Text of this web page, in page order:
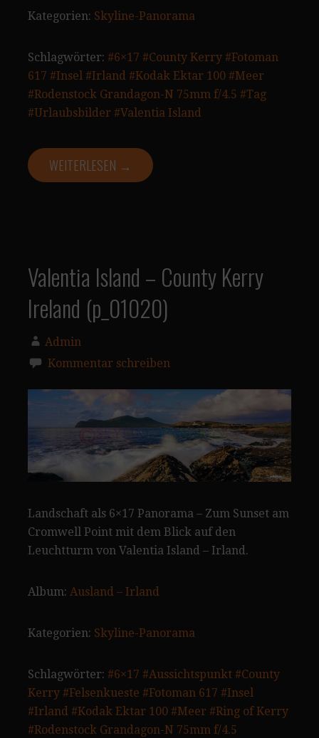
Kategorien: Skyline-Panorama
Schlagwörter: #6×17 #County Kerry #Fotoman
617 #Insel #Irland #Kodak Ektar 100 #Meer
#Rodenstock Grandagon-N 75mm f/4.5 #Tag
#Urlaubsbilder #Valentia Island
WEITERLESEN →
Valentia Island – County Kerry
Ireland (p_01020)
Admin
Kommentar schreiben
Landschaft als 6×17 Panorama – Zum Sunset am
Cromwell Point mit dem Blick auf den
Leuchtturm von Valentia Island – Irland.
Album: Ausland – Irland
Kategorien: Skyline-Panorama
Schlagwörter: #6×17 #Aussichtspunkt #County
Kerry #Felsenkueste #Fotoman 617 #Insel
#Irland #Kodak Ektar 100 #Meer #Ring of Kerry
#Rodenstock Grandagon-N 75mm f/4.5